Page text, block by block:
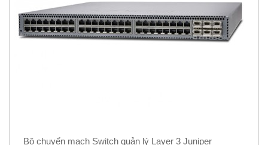
Bộ chuyển mạch Switch quản lý Layer 3 Juniper